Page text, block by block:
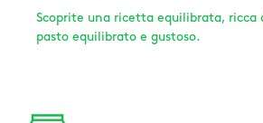
Scoprite una ricetta equilibrata, ricca
pasto equilibrato e gustoso.